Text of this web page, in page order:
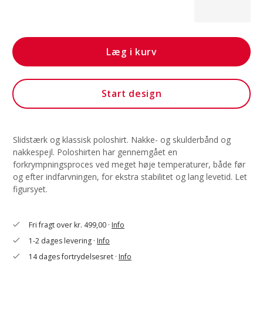
Læg i kurv
Start design
Slidstærk og klassisk poloshirt. Nakke- og skulderbånd og
nakkespejl. Poloshirten har gennemgået en
forkrympningsproces ved meget høje temperaturer, både før
og efter indfarvningen, for ekstra stabilitet og lang levetid. Let
figursyet.
check Fri fragt over kr. 499,00 ·Info
check 1-2 dages levering ·Info
check 14 dages fortrydelsesret ·Info